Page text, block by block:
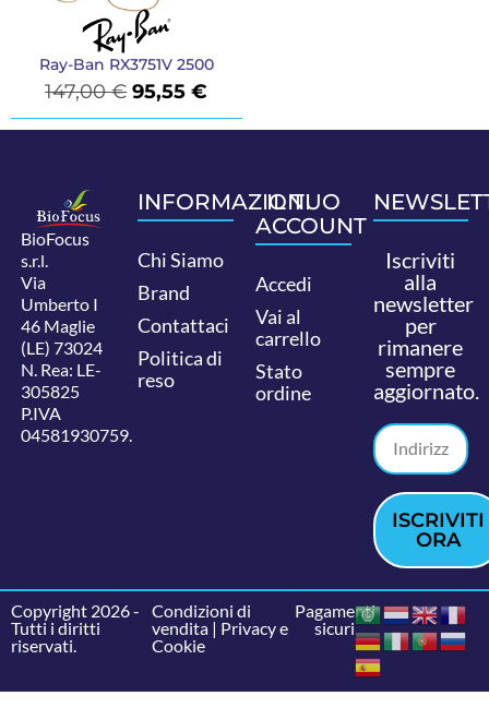
Ray-Ban RX3751V 2500
147,00€ 95,55€
BioFocus
s.r.l.
Via
Umberto I
46 Maglie
(LE) 73024
N. Rea: LE-
305825
P.IVA
04581930759.
INFORMAZIONI
Chi Siamo
Brand
Contattaci
Politica di
reso
IL TUO
ACCOUNT
Accedi
Vai al
carrello
Stato
ordine
Iscriviti
alla
newsletter
per
rimanere
sempre
aggiornato.
ISCRIVITI
ORA
Copyright 2026 -
Tutti i diritti
riservati.
Condizioni di
vendita| Privacy e
Cookie
Pagamenti
sicuri